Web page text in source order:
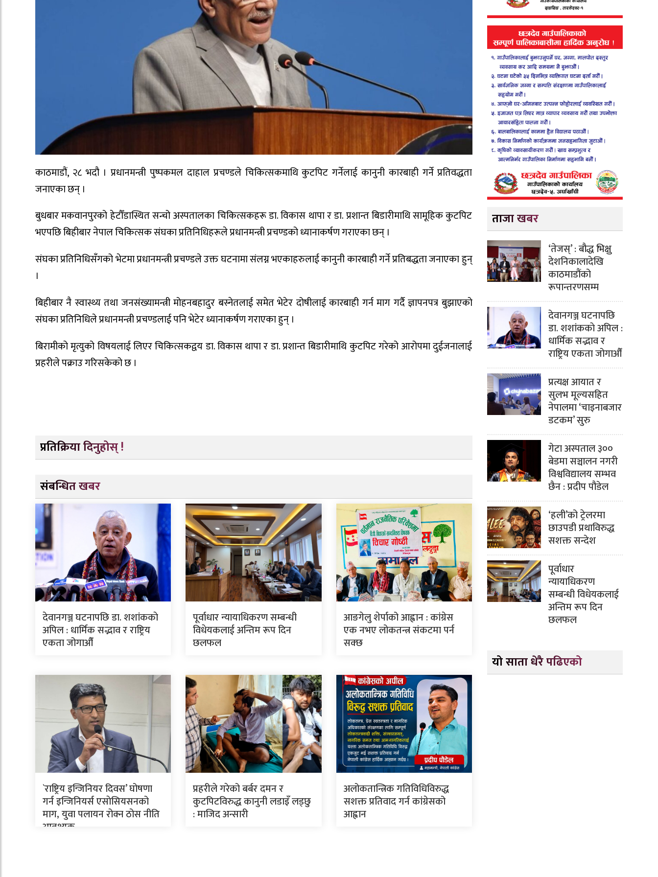
काठमाडौं, २८ भदौ । प्रधानमन्त्री पुष्पकमल दाहाल प्रचण्डले चिकित्सकमाथि कुटपिट गर्नेलाई कानुनी कारबाही गर्ने प्रतिवद्धता
जनाएका छन् ।
बुधबार मकवानपुरको हेटौँडास्थित सन्चो अस्पतालका चिकित्सकहरू डा. विकास थापा र डा. प्रशान्त बिडारीमाथि सामूहिक कुटपिट
भएपछि बिहीबार नेपाल चिकित्सक संघका प्रतिनिधिहरूले प्रधानमन्त्री प्रचण्डको ध्यानाकर्षण गराएका छन् ।
संघका प्रतिनिधिसँगको भेटमा प्रधानमन्त्री प्रचण्डले उक्त घटनामा संलग्न भएकाहरुलाई कानुनी कारबाही गर्ने प्रतिबद्धता जनाएका हुन्
।
बिहीबार नै स्वास्थ्य तथा जनसंख्यामन्त्री मोहनबहादुर बस्नेतलाई समेत भेटेर दोषीलाई कारबाही गर्न माग गर्दै ज्ञापनपत्र बुझाएको
संघका प्रतिनिधिले प्रधानमन्त्री प्रचण्डलाई पनि भेटेर ध्यानाकर्षण गराएका हुन् ।
बिरामीको मृत्युको विषयलाई लिएर चिकित्सकद्वय डा. विकास थापा र डा. प्रशान्त बिडारीमाथि कुटपिट गरेको आरोपमा दुईजनालाई
प्रहरीले पक्राउ गरिसकेको छ ।
प्रतिक्रिया दिनुहोस् !
संबन्धित खबर
देवानगञ्ज घटनापछि डा. शशांककाे
अपिल : धार्मिक सद्भाव र राष्ट्रिय
एकता जोगाऔँ
पूर्वाधार न्यायाधिकरण सम्बन्धी
विधेयकलाई अन्तिम रूप दिन
छलफल
आङगेलु शेर्पाको आह्वान : कांग्रेस
एक नभए लोकतन्त्र संकटमा पर्न
सक्छ
`राष्ट्रिय इन्जिनियर दिवस’ घोषणा
गर्न इन्जिनियर्स एसाेसियसनको
माग, युवा पलायन रोक्न ठोस नीति
आवश्यक
प्रहरीले गरेको बर्बर दमन र
कुटपिटविरुद्ध कानुनी लडाइँ लड्छु
: माजिद अन्सारी
अलोकतान्त्रिक गतिविधिविरुद्ध
सशक्त प्रतिवाद गर्न कांग्रेसको
आह्वान
ताजा खबर
‘तेजस्’ : बौद्ध भिक्षु
देशनिकालादेखि
काठमाडौंको
रूपान्तरणसम्म
देवानगञ्ज घटनापछि
डा. शशांककाे अपिल :
धार्मिक सद्भाव र
राष्ट्रिय एकता जोगाऔँ
प्रत्यक्ष आयात र
सुलभ मूल्यसहित
नेपालमा ‘चाइनाबजार
डटकम’ सुरु
गेटा अस्पताल ३००
बेडमा सञ्चालन नगरी
विश्वविद्यालय सम्भव
छैन : प्रदीप पौडेल
‘हली’को ट्रेलरमा
छाउपडी प्रथाविरुद्ध
सशक्त सन्देश
पूर्वाधार
न्यायाधिकरण
सम्बन्धी विधेयकलाई
अन्तिम रूप दिन
छलफल
यो साता धेरै पढिएको